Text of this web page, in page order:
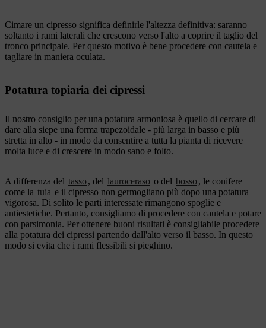
Cimare un cipresso significa definirle l'altezza definitiva: saranno
soltanto i rami laterali che crescono verso l'alto a coprire il taglio del
tronco principale. Per questo motivo è bene procedere con cautela e
tagliare in maniera oculata.
Potatura topiaria dei cipressi
Il nostro consiglio per una potatura armoniosa è quello di cercare di
dare alla siepe una forma trapezoidale - più larga in basso e più
stretta in alto - in modo da consentire a tutta la pianta di ricevere
molta luce e di crescere in modo sano e folto.
A differenza del tasso , del lauroceraso o del bosso , le conifere
come la tuia e il cipresso non germogliano più dopo una potatura
vigorosa. Di solito le parti interessate rimangono spoglie e
antiestetiche. Pertanto, consigliamo di procedere con cautela e potare
con parsimonia. Per ottenere buoni risultati è consigliabile procedere
alla potatura dei cipressi partendo dall'alto verso il basso. In questo
modo si evita che i rami flessibili si pieghino.